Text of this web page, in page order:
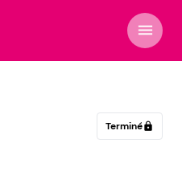
menu
Terminélock